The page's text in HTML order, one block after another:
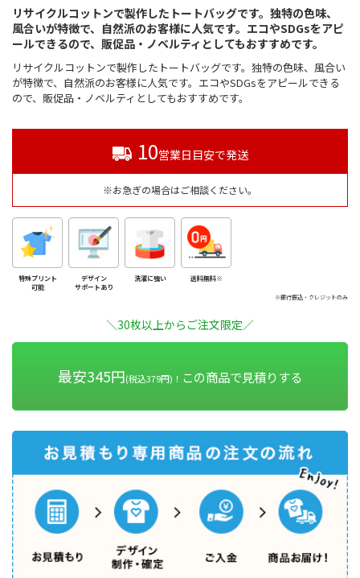
リサイクルコットンで製作したトートバッグです。独特の色味、
風合いが特徴で、自然派のお客様に人気です。エコやSDGsをアピ
ールできるので、販促品・ノベルティとしてもおすすめです。
リサイクルコットンで製作したトートバッグです。独特の色味、風合い
が特徴で、自然派のお客様に人気です。エコやSDGsをアピールできる
ので、販促品・ノベルティとしてもおすすめです。
10営業日目安で発送
※お急ぎの場合はご相談ください。
特殊プリント
可能
デザイン
サポートあり
洗濯に強い 送料無料※
※銀行振込・クレジットのみ
＼30枚以上からご注文限定／
最安345円(税込379円)！ この商品で見積りする